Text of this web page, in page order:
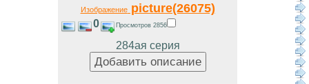
Изображениеpicture(26075)
0 Просмотров 2856
284ая серия